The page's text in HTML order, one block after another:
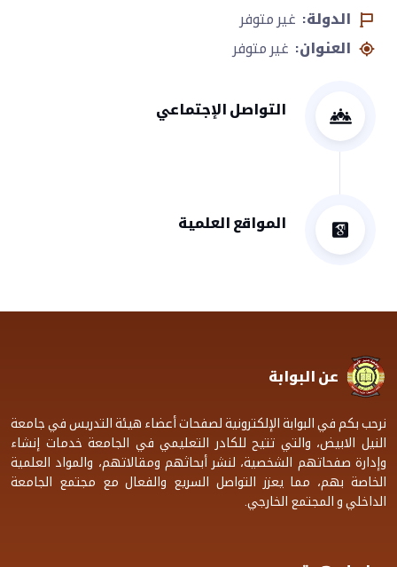
الدولة: غير متوفر
العنوان: غير متوفر
التواصل الإجتماعي
المواقع العلمية
عن البوابة
نرحب بكم في البوابة الإلكترونية لصفحات أعضاء هيئة التدريس في جامعة
النيل الابيض، والتي تتيح للكادر التعليمي في الجامعة خدمات إنشاء
وإدارة صفحاتهم الشخصية، لنشر أبحاثهم ومقالاتهم، والمواد العلمية
الخاصة بهم، مما يعزز التواصل السريع والفعال مع مجتمع الجامعة
الداخلي و المجتمع الخارجي.